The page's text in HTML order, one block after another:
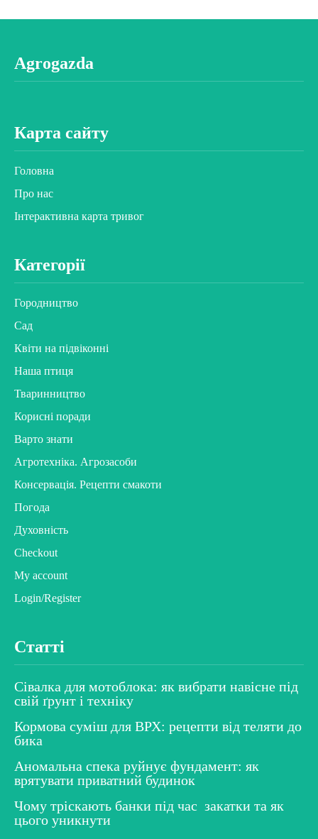
Agrogazda
Карта сайту
Головна
Про нас
Інтерактивна карта тривог
Категорії
Городництво
Сад
Квіти на підвіконні
Наша птиця
Тваринництво
Корисні поради
Варто знати
Агротехніка. Агрозасоби
Консервація. Рецепти смакоти
Погода
Духовність
Checkout
My account
Login/Register
Статті
Сівалка для мотоблока: як вибрати навісне під
свій ґрунт і техніку
Кормова суміш для ВРХ: рецепти від теляти до
бика
Аномальна спека руйнує фундамент: як
врятувати приватний будинок
Чому тріскають банки під час закатки та як
цього уникнути